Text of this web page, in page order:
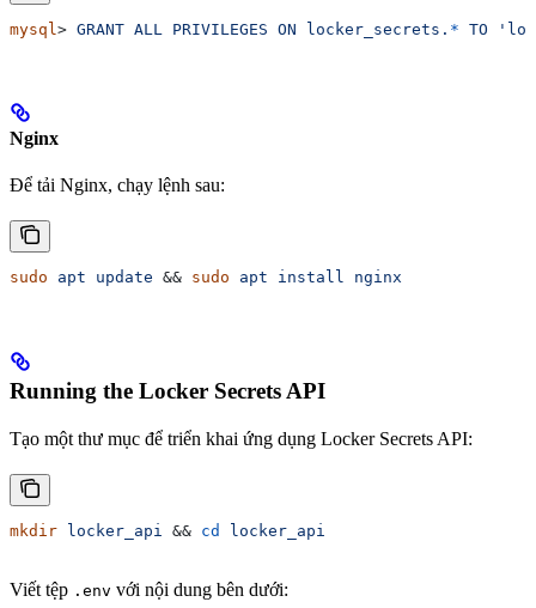
mysql> GRANT ALL PRIVILEGES ON locker_secrets. * TO
Nginx
Để tải Nginx, chạy lệnh sau:
sudo apt update && sudo apt install nginx
Running the Locker Secrets API
Tạo một thư mục để triển khai ứng dụng Locker Secrets API:
mkdir locker_api && cd locker_api
Viết tệp .env với nội dung bên dưới: